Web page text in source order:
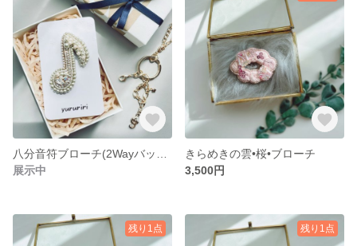
展示中
きらめきの雲•桜•ブローチ
3,500円
残り1点 残り1点